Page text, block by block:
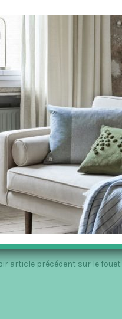
avez encore le temps !
ET ACCESSOIRES ,Normann
article précédent sur le